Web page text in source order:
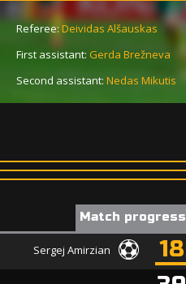
Referee: Deividas Alšauskas
First assistant: Gerda Brežneva
Second assistant: Nedas Mikutis
Match progress
Sergej Amirzian
18